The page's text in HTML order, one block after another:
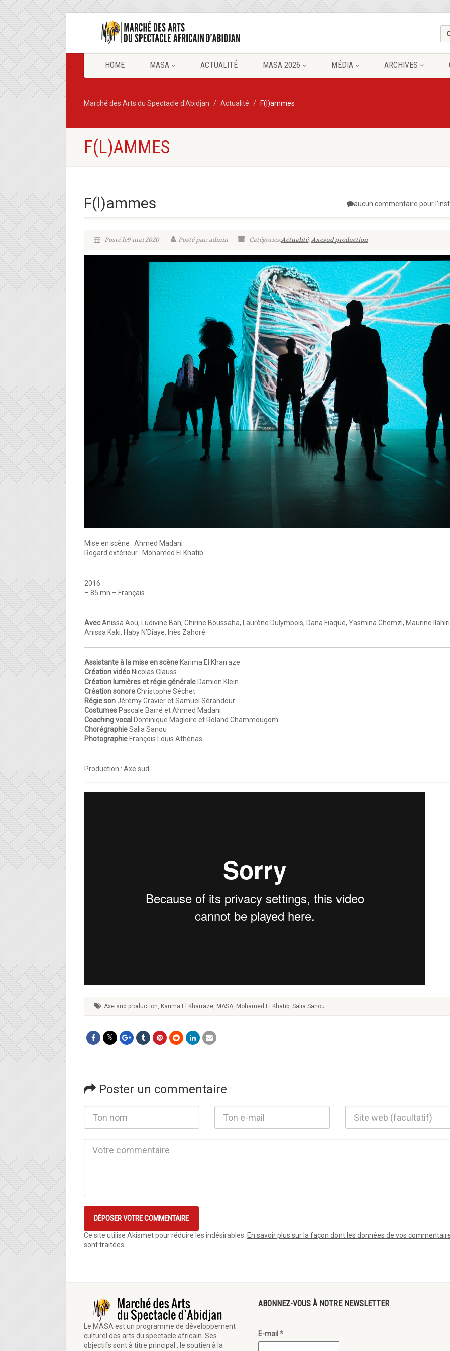
HOME MASA ACTUALITÉ MASA 2026 MÉDIA ARCHIVES
Marché des Arts du Spectacle d'Abidjan Actualité F(l)ammes
F(L)AMMES
aucun commentaire pour
F(l)ammes
Posté le9 mai 2020 Posté par: admin Catégories:Actualité,Axesud production
Mise en scène : Ahmed Madani
Regard extérieur : Mohamed El Khatib
2016
– 85 mn – Français
AvecAnissa Aou, Ludivine Bah, Chirine Boussaha, Laurène Dulymbois, Dana Fiaque, Yasmina Ghemzi, Maurine
Anissa Kaki, Haby N’Diaye, Inès Zahoré
Assistante à la mise en scène Karima El Kharraze
Création vidéo Nicolas Clauss
Création lumières et régie générale Damien Klein
Création sonoreChristophe Séchet
Régie sonJérémy Gravier et Samuel Sérandour
Costumes Pascale Barré et Ahmed Madani
Coaching vocal Dominique Magloire et Roland Chammougom
ChorégraphieSalia Sanou
Photographie François Louis Athénas
Production : Axe sud
Axe sud production, Karima El Kharraze, MASA, Mohamed El Khatib, Salia Sanou
Poster un commentaire
Ce site utilise Akismet pour réduire les indésirables. En savoir plus sur la façon dont les données de vos
sont traitées
Le MASA est un programme de développement
culturel des arts du spectacle africain. Ses
objectifs sont à titre principal : le soutien à la
ABONNEZ-VOUS À NOTRE NEWSLETTER
E-mail *